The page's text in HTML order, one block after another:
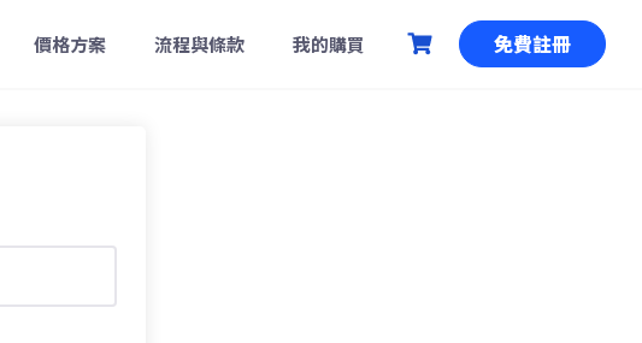
價格方案 流程與條款 我的購買 免費註冊